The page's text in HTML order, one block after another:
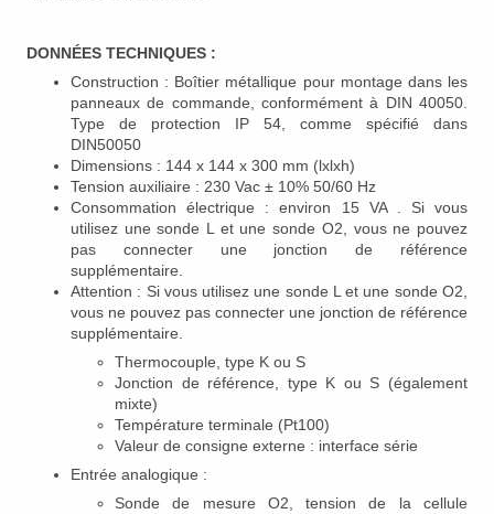
DONNÉES TECHNIQUES :
Construction : Boîtier métallique pour montage dans les
panneaux de commande, conformément à DIN 40050.
Type de protection IP 54, comme spécifié dans
DIN50050
Dimensions : 144 x 144 x 300 mm (lxlxh)
Tension auxiliaire : 230 Vac ± 10% 50/60 Hz
Consommation électrique : environ 15 VA
. Si vous
utilisez une sonde L et une sonde O2, vous ne pouvez
pas connecter une jonction de référence
supplémentaire.
Attention : Si vous utilisez une sonde L et une sonde O2,
vous ne pouvez pas connecter une jonction de référence
supplémentaire.
Thermocouple, type K ou S
Jonction de référence, type K ou S (également
mixte)
Température terminale (Pt100)
Valeur de consigne externe : interface série
Entrée analogique :
Sonde de mesure O2, tension de la cellule